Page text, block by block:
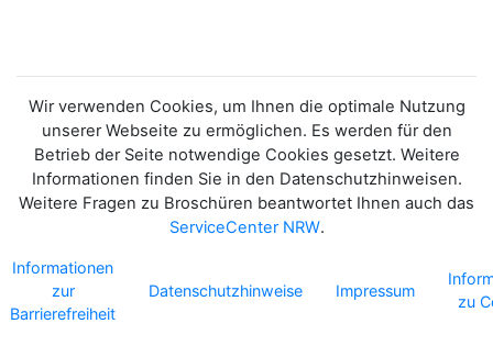
Wir verwenden Cookies, um Ihnen die optimale Nutzung
unserer Webseite zu ermöglichen. Es werden für den
Betrieb der Seite notwendige Cookies gesetzt. Weitere
Informationen finden Sie in den Datenschutzhinweisen.
Weitere Fragen zu Broschüren beantwortet Ihnen auch das
ServiceCenter NRW.
Informationen
zur
Barrierefreiheit
Datenschutzhinweise Impressum
zu